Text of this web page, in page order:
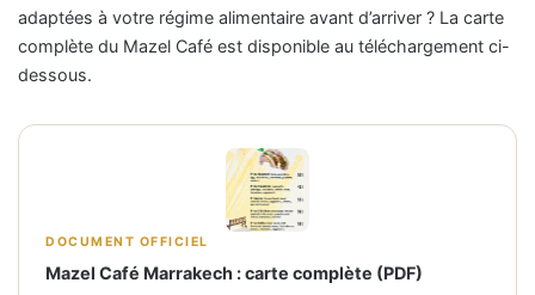
adaptées à votre régime alimentaire avant d’arriver ? La carte
complète du Mazel Café est disponible au téléchargement ci-
dessous.
DOCUMENT OFFICIEL
Mazel Café Marrakech : carte complète (PDF)